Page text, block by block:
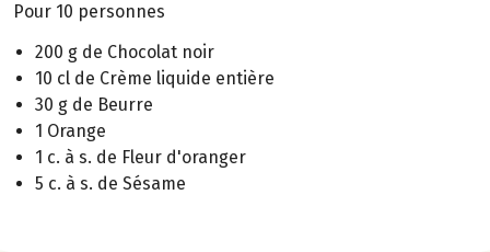
Pour 10 personnes
200 g de Chocolat noir
10 cl de Crème liquide entière
30 g de Beurre
1 Orange
1 c. à s. de Fleur d'oranger
5 c. à s. de Sésame